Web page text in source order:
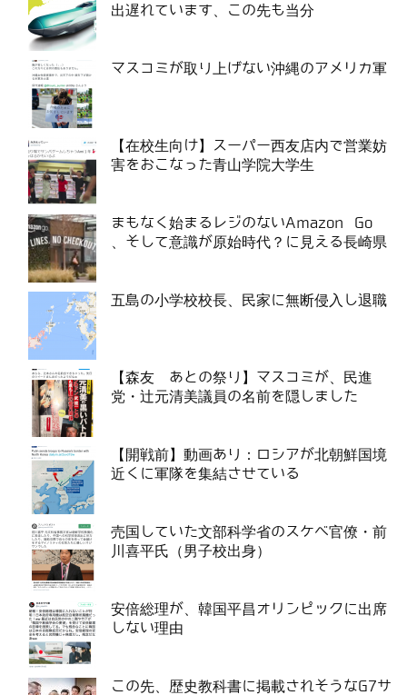
出遅れています、この先も当分
マスコミが取り上げない沖縄のアメリカ軍
【在校生向け】スーパー西友店内で営業妨
害をおこなった青山学院大学生
まもなく始まるレジのないAmazon Go
、そして意識が原始時代？に見える長崎県
五島の小学校校長、民家に無断侵入し退職
【森友 あとの祭り】マスコミが、民進
党・辻元清美議員の名前を隠しました
【開戦前】動画あり：ロシアが北朝鮮国境
近くに軍隊を集結させている
売国していた文部科学省のスケベ官僚・前
川喜平氏（男子校出身）
安倍総理が、韓国平昌オリンピックに出席
しない理由
この先、歴史教科書に掲載されそうなG7サ